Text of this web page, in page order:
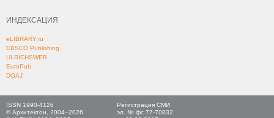
ИНДЕКСАЦИЯ
eLIBRARY.ru
EBSCO Publishing
ULRICHSWEB
EuroPub
DOAJ
ISSN 1990-4126
© Архитектон, 2004–2026
Регистрация СМИ
эл. № фс 77-70832